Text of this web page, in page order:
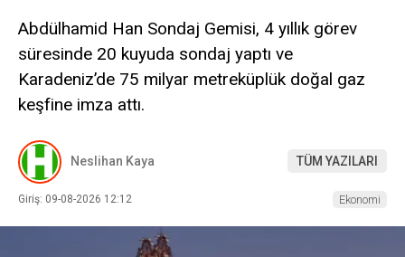
Abdülhamid Han Sondaj Gemisi, 4 yıllık görev
süresinde 20 kuyuda sondaj yaptı ve
Karadeniz’de 75 milyar metreküplük doğal gaz
keşfine imza attı.
Neslihan Kaya TÜM YAZILARI
Giriş: 09-08-2026 12:12 Ekonomi